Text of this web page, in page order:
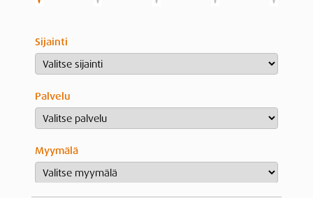
Sijainti
Palvelu
Myymälä